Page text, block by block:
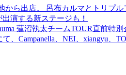
ら出店。 呂布カルマとトリプ
演する新ステージも！
蓮沼執太チームTOUR直前特
、Campanella、NEI、xiangyu